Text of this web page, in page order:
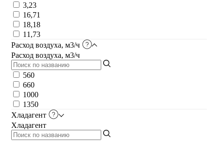
3,23
16,71
18,18
11,73
Расход воздуха, м3/ч
Расход воздуха, м3/ч
560
660
1000
1350
Хладагент
Хладагент